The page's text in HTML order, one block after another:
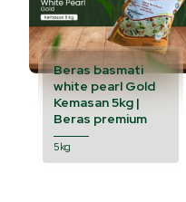
Beras basmati
white pearl Gold
Kemasan 5kg |
Beras premium
5kg